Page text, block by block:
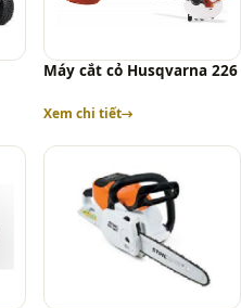
Máy cắt cỏ Husqvarna 226
Xem chi tiết